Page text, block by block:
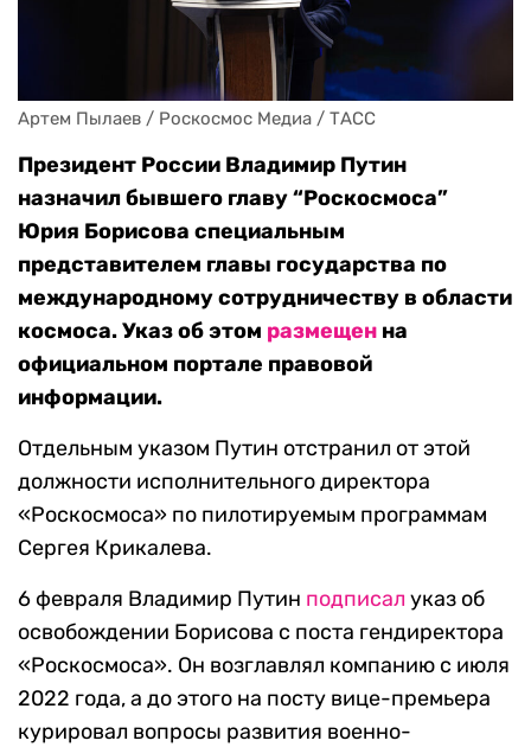
Артем Пылаев / Роскосмос Медиа / ТАСС
Президент России Владимир Путин
назначил бывшего главу “Роскосмоса”
Юрия Борисова специальным
представителем главы государства по
международному сотрудничеству в области
космоса. Указ об этом размещен на
официальном портале правовой
информации.
Отдельным указом Путин отстранил от этой
должности исполнительного директора
«Роскосмоса» по пилотируемым программам
Сергея Крикалева.
6 февраля Владимир Путин подписал указ об
освобождении Борисова с поста гендиректора
«Роскосмоса». Он возглавлял компанию с июля
2022 года, а до этого на посту вице-премьера
курировал вопросы развития военно-